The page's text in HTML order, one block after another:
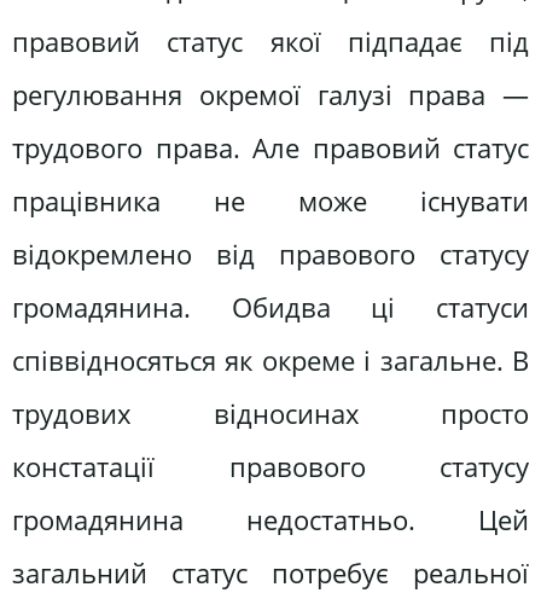
правовий ста­тус якої підпадає під
регулювання окремої галузі права —
тру­дового права. Але правовий статус
працівника не може існува­ти
відокремлено від правового статусу
громадянина. Обидва ці статуси
співвідносяться як окреме і загальне. В
трудових відно­синах просто
констатації правового статусу
громадянина недо­статньо. Цей
загальний статус потребує реальної